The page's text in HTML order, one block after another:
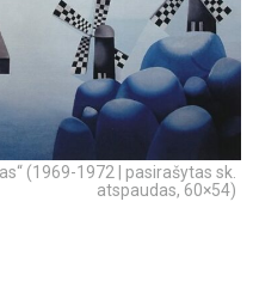
(1969-1972 | pasirašytas sk.
atspaudas, 60×54)